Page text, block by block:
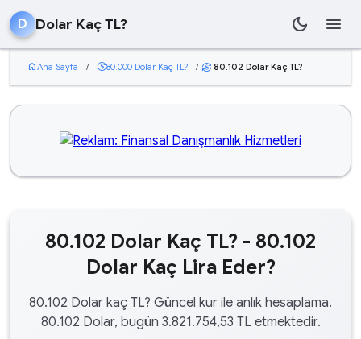
D Dolar Kaç TL? dark_mode menu
homeAna Sayfa / currency_exchange80.000 Dolar Kaç TL? / currency_exchange 80.102 Dolar Kaç TL?
80.102 Dolar Kaç TL? - 80.102
Dolar Kaç Lira Eder?
80.102 Dolar kaç TL? Güncel kur ile anlık hesaplama.
80.102 Dolar, bugün 3.821.754,53 TL etmektedir.